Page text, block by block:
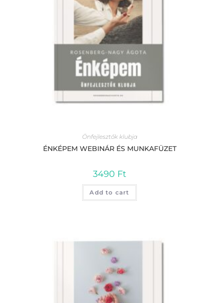
Önfejlesztők klubja
ÉNKÉPEM WEBINÁR ÉS MUNKAFÜZET
3490 Ft
Add to cart